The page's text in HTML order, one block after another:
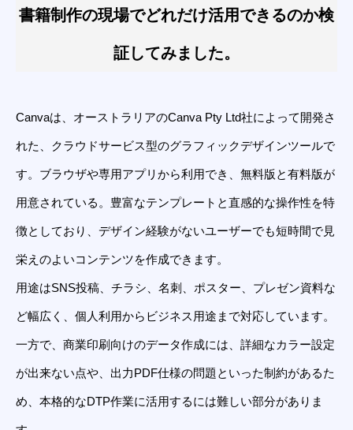
書籍制作の現場でどれだけ活用できるのか検
証してみました。
Canvaは、オーストラリアのCanva Pty Ltd社によって開発さ
れた、クラウドサービス型のグラフィックデザインツールで
す。ブラウザや専用アプリから利用でき、無料版と有料版が
用意されている。豊富なテンプレートと直感的な操作性を特
徴としており、デザイン経験がないユーザーでも短時間で見
栄えのよいコンテンツを作成できます。
用途はSNS投稿、チラシ、名刺、ポスター、プレゼン資料な
ど幅広く、個人利用からビジネス用途まで対応しています。
一方で、商業印刷向けのデータ作成には、詳細なカラー設定
が出来ない点や、出力PDF仕様の問題といった制約があるた
め、本格的なDTP作業に活用するには難しい部分がありま